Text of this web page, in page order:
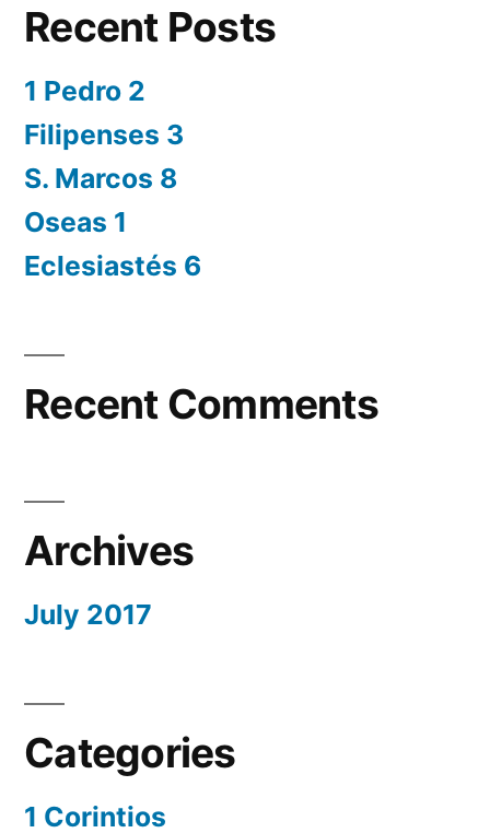
Recent Posts
1 Pedro 2
Filipenses 3
S. Marcos 8
Oseas 1
Eclesiastés 6
Recent Comments
Archives
July 2017
Categories
1 Corintios